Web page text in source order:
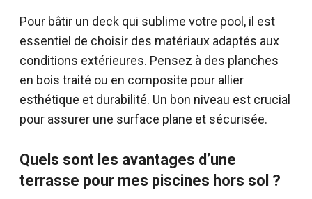
Pour bâtir un deck qui sublime votre pool, il est
essentiel de choisir des matériaux adaptés aux
conditions extérieures. Pensez à des planches
en bois traité ou en composite pour allier
esthétique et durabilité. Un bon niveau est crucial
pour assurer une surface plane et sécurisée.
Quels sont les avantages d’une
terrasse pour mes piscines hors sol ?